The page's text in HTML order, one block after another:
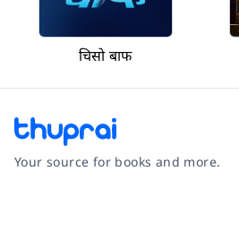
चिसो बाफ
Your source for books and more.